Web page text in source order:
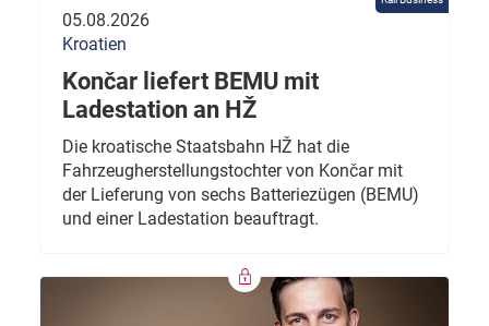
05.08.2026
Kroatien
Končar liefert BEMU mit
Ladestation an HŽ
Die kroatische Staatsbahn HŽ hat die
Fahrzeugherstellungstochter von Končar mit
der Lieferung von sechs Batteriezügen (BEMU)
und einer Ladestation beauftragt.